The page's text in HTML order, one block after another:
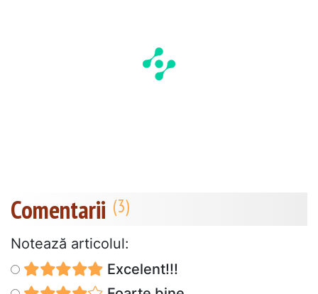
Comentarii
Notează articolul:
Excelent!!!